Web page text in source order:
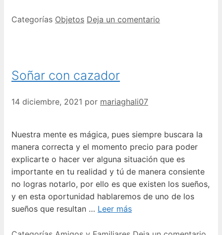
Categorías Objetos Deja un comentario
Soñar con cazador
14 diciembre, 2021 por mariaghali07
Nuestra mente es mágica, pues siempre buscara la
manera correcta y el momento precio para poder
explicarte o hacer ver alguna situación que es
importante en tu realidad y tú de manera consiente
no logras notarlo, por ello es que existen los sueños,
y en esta oportunidad hablaremos de uno de los
sueños que resultan … Leer más